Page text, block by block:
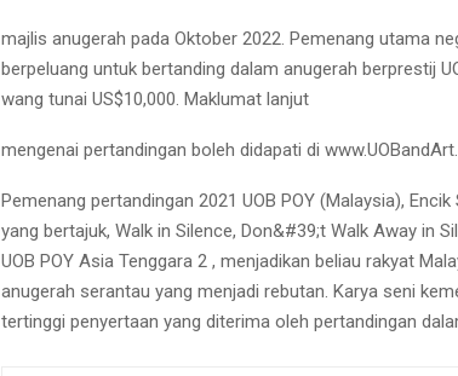
majlis anugerah pada Oktober 2022. Pemenang utama
berpeluang untuk bertanding dalam anugerah berprestij
wang tunai US$10,000. Maklumat lanjut
mengenai pertandingan boleh didapati di
Pemenang pertandingan 2021 UOB POY (Malaysia),
yang bertajuk, Walk in Silence, Don&#39;t Walk Away in
UOB POY Asia Tenggara 2 , menjadikan beliau rakyat
anugerah serantau yang menjadi rebutan. Karya seni
tertinggi penyertaan yang diterima oleh pertandingan